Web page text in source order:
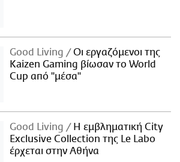
Good Living
Οι εργαζόμενοι της
Kaizen Gaming βίωσαν το World
Cup από "μέσα"
Good Living
Η εμβληματική City
Exclusive Collection της Le Labo
έρχεται στην Αθήνα